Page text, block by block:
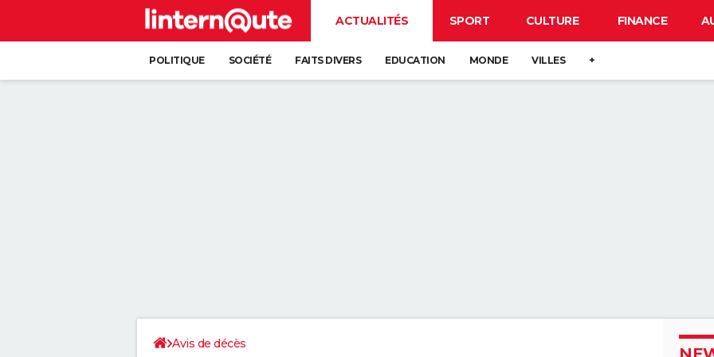
ACTUALITÉS SPORT CULTURE FINANCE
POLITIQUE SOCIÉTÉ FAITS DIVERS EDUCATION MONDE VILLES +
Avis de décès